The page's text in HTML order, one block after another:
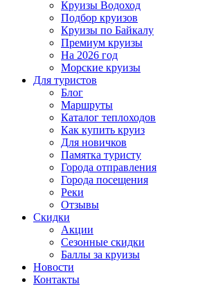
Круизы Водоход
Подбор круизов
Круизы по Байкалу
Премиум круизы
На 2026 год
Морские круизы
Для туристов
Блог
Маршруты
Каталог теплоходов
Как купить круиз
Для новичков
Памятка туристу
Города отправления
Города посещения
Реки
Отзывы
Скидки
Акции
Сезонные скидки
Баллы за круизы
Новости
Контакты